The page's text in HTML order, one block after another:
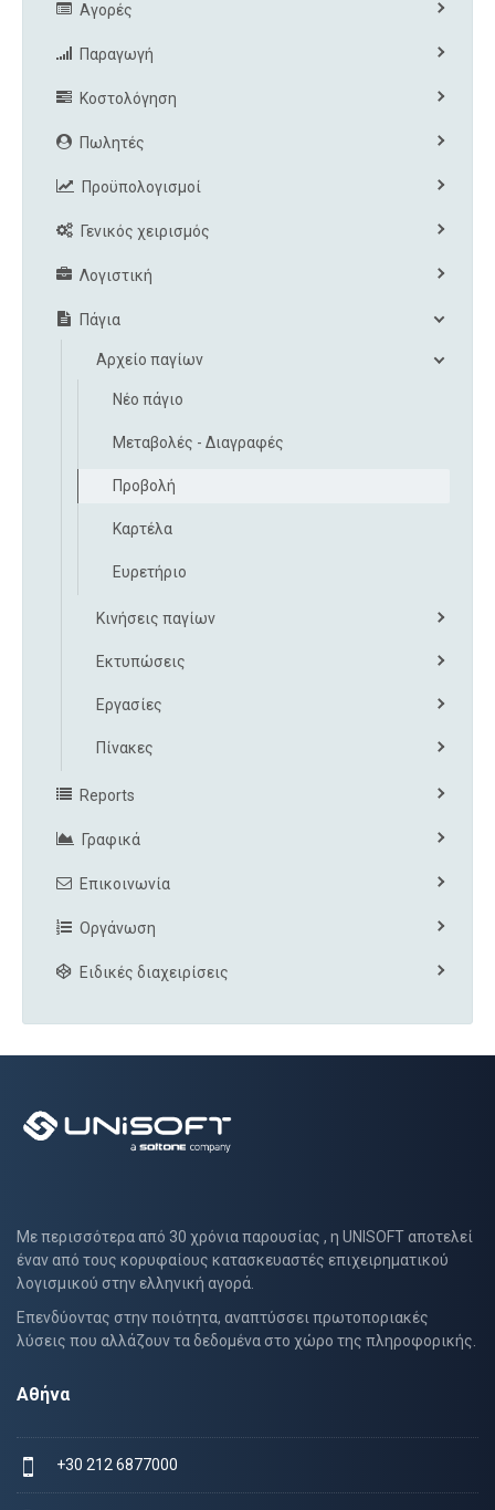
Αγορές
Παραγωγή
Κοστολόγηση
Πωλητές
Προϋπολογισμοί
Γενικός χειρισμός
Λογιστική
Πάγια
Αρχείο παγίων
Νέο πάγιο
Μεταβολές - Διαγραφές
Προβολή
Καρτέλα
Ευρετήριο
Κινήσεις παγίων
Εκτυπώσεις
Εργασίες
Πίνακες
Reports
Γραφικά
Επικοινωνία
Οργάνωση
Ειδικές διαχειρίσεις
Με περισσότερα από 30 χρόνια παρουσίας , η UNISOFT αποτελεί
έναν από τους κορυφαίους κατασκευαστές επιχειρηματικού
λογισμικού στην ελληνική αγορά.
Επενδύοντας στην ποιότητα, αναπτύσσει πρωτοποριακές
λύσεις που αλλάζουν τα δεδομένα στο χώρο της πληροφορικής.
Αθήνα
+30 212 6877000